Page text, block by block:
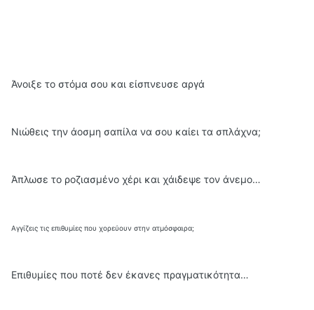
Άνοιξε το στόμα σου και είσπνευσε αργά
Νιώθεις την άοσμη σαπίλα να σου καίει τα σπλάχνα;
Άπλωσε το ροζιασμένο χέρι και χάιδεψε τον άνεμο…
Αγγίζεις τις επιθυμίες που χορεύουν στην ατμόσφαιρα;
Επιθυμίες που ποτέ δεν έκανες πραγματικότητα…